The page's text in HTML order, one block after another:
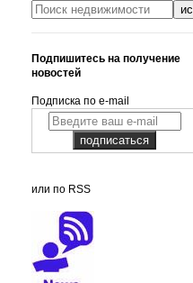
Подпишитесь на получение
новостей
Подписка по e-mail
или по RSS